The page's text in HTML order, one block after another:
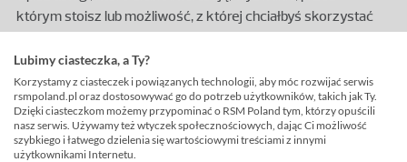
którym stoisz lub możliwość, z której chciałbyś skorzystać
Lubimy ciasteczka, a Ty?
Korzystamy z ciasteczek i powiązanych technologii, aby móc rozwijać serwis
rsmpoland.pl oraz dostosowywać go do potrzeb użytkowników, takich jak Ty.
Dzięki ciasteczkom możemy przypominać o RSM Poland tym, którzy opuścili
nasz serwis. Używamy też wtyczek społecznościowych, dając Ci możliwość
szybkiego i łatwego dzielenia się wartościowymi treściami z innymi
użytkownikami Internetu.